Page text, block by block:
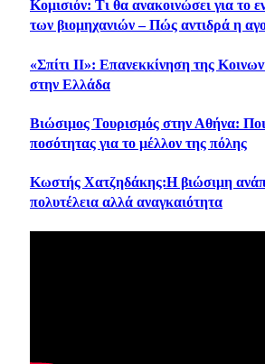
Κομισιόν: Τι θα ανακοινώσει για το
των βιομηχανιών – Πώς αντιδρά η
«Σπίτι ΙΙ»: Επανεκκίνηση της
στην Ελλάδα
Βιώσιμος Τουρισμός στην Αθήνα:
ποσότητας για το μέλλον της πόλης
Κωστής Χατζηδάκης:Η βιώσιμη
πολυτέλεια αλλά αναγκαιότητα